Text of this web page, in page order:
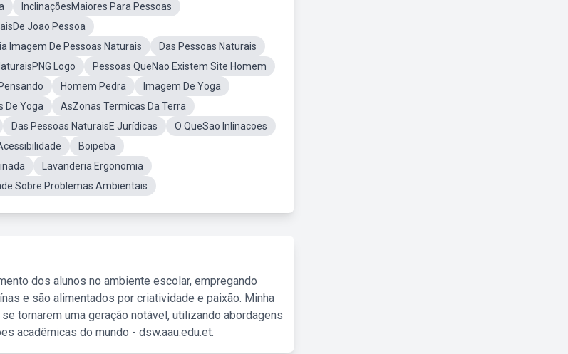
InclinaçõesMaiores Para Pessoas
Joao Pessoa
Imagem De Pessoas Naturais
Das Pessoas Naturais
Logo
Pessoas QueNao Existem Site Homem
Homem Pedra
Imagem De Yoga
De Yoga
AsZonas Termicas Da Terra
Das Pessoas NaturaisE Jurídicas
O QueSao Inlinacoes
Boipeba
Lavanderia Ergonomia
Sobre Problemas Ambientais
dos alunos no ambiente escolar, empregando
e são alimentados por criatividade e paixão. Minha
tornarem uma geração notável, utilizando abordagens
acadêmicas do mundo - dsw.aau.edu.et.